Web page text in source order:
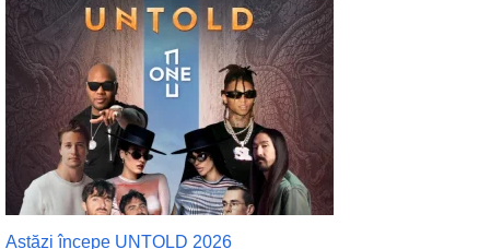
Astăzi începe UNTOLD 2026